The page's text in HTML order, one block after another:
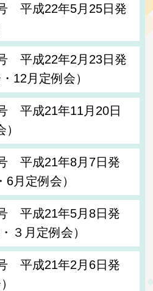
平成22年5月25日発
平成22年2月23日発
12月定例会）
平成21年11月20日
平成21年8月7日発
月定例会）
平成21年5月8日発
３月定例会）
平成21年2月6日発